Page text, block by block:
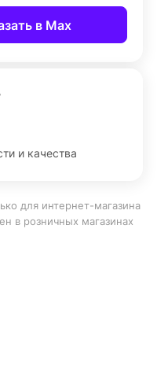
в Max
и качества
для интернет-магазина
в розничных магазинах